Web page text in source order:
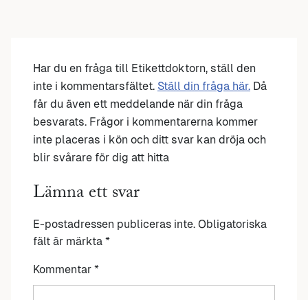
Har du en fråga till Etikettdoktorn, ställ den
inte i kommentarsfältet. Ställ din fråga här. Då
får du även ett meddelande när din fråga
besvarats. Frågor i kommentarerna kommer
inte placeras i kön och ditt svar kan dröja och
blir svårare för dig att hitta
Lämna ett svar
E-postadressen publiceras inte. Obligatoriska
fält är märkta *
Kommentar *